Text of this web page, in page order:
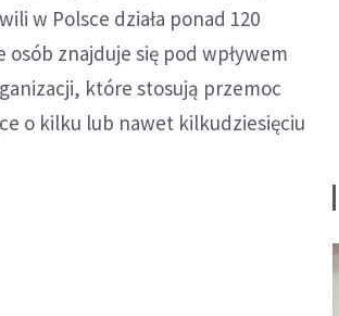
w Polsce działa ponad 120
znajduje się pod wpływem
które stosują przemoc
o kilku lub nawet kilkudziesięciu